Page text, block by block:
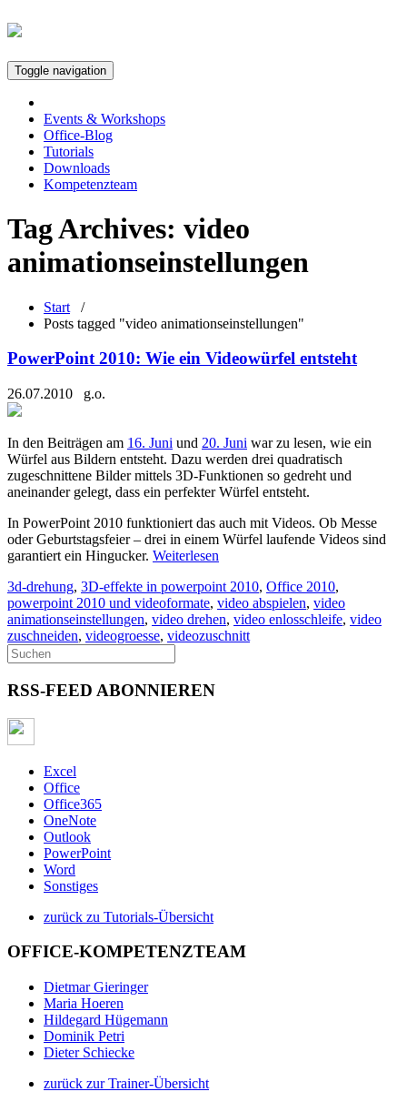
Toggle navigation
Events & Workshops
Office-Blog
Tutorials
Downloads
Kompetenzteam
Tag Archives: video
animationseinstellungen
Start /
Posts tagged "video animationseinstellungen"
PowerPoint 2010: Wie ein Videowürfel entsteht
26.07.2010 g.o.
In den Beiträgen am 16. Juni und 20. Juni war zu lesen, wie ein
Würfel aus Bildern entsteht. Dazu werden drei quadratisch
zugeschnittene Bilder mittels 3D-Funktionen so gedreht und
aneinander gelegt, dass ein perfekter Würfel entsteht.
In PowerPoint 2010 funktioniert das auch mit Videos. Ob Messe
oder Geburtstagsfeier – drei in einem Würfel laufende Videos sind
garantiert ein Hingucker. Weiterlesen
3d-drehung, 3D-effekte in powerpoint 2010, Office 2010,
powerpoint 2010 und videoformate, video abspielen, video
animationseinstellungen, video drehen, video enlosschleife, video
zuschneiden, videogroesse, videozuschnitt
RSS-FEED ABONNIEREN
Excel
Office
Office365
OneNote
Outlook
PowerPoint
Word
Sonstiges
zurück zu Tutorials-Übersicht
OFFICE-KOMPETENZTEAM
Dietmar Gieringer
Maria Hoeren
Hildegard Hügemann
Dominik Petri
Dieter Schiecke
zurück zur Trainer-Übersicht